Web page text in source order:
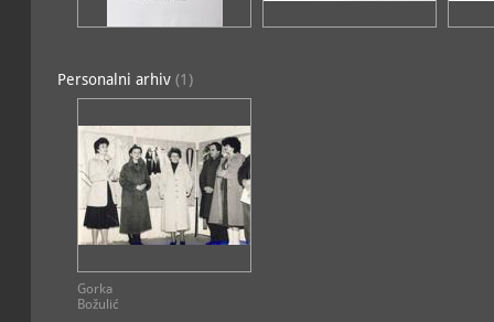
Zbirka glazbala i
POVIJESNI ODJEL
Personalni arhiv (1)
Gorka
Božulić